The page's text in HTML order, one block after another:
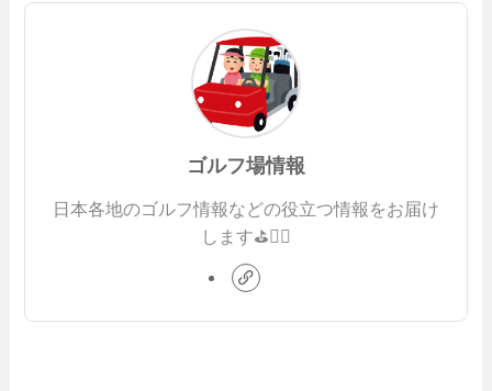
ゴルフ場情報
日本各地のゴルフ情報などの役立つ情報をお届け
します⛳️🏌️‍♂️